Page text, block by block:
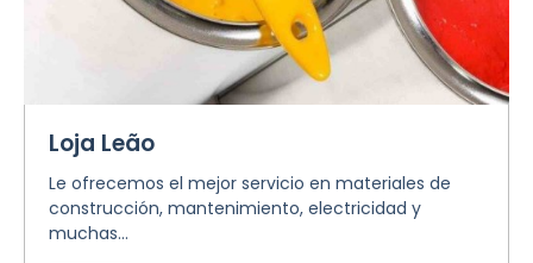
Loja Leão
Le ofrecemos el mejor servicio en materiales de
construcción, mantenimiento, electricidad y
muchas...